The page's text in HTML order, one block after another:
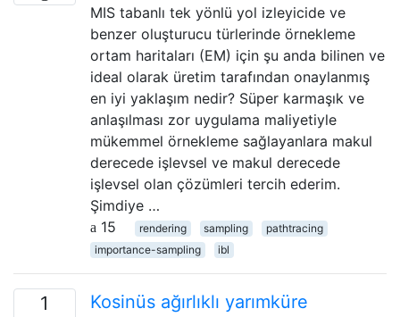
MIS tabanlı tek yönlü yol izleyicide ve
benzer oluşturucu türlerinde örnekleme
ortam haritaları (EM) için şu anda bilinen ve
ideal olarak üretim tarafından onaylanmış
en iyi yaklaşım nedir? Süper karmaşık ve
anlaşılması zor uygulama maliyetiyle
mükemmel örnekleme sağlayanlara makul
derecede işlevsel ve makul derecede
işlevsel olan çözümleri tercih ederim.
Şimdiye …
15
rendering sampling
pathtracing
importance-sampling
ibl
1
Kosinüs ağırlıklı yarımküre